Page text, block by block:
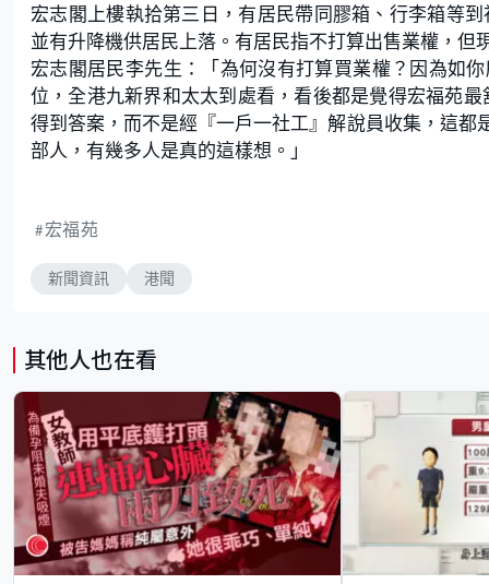
3
5
.
5
3
%
宏志閣上樓執拾第三日，有居民帶同膠箱、行李箱等
並有升降機供居民上落。有居民指不打算出售業權，
宏志閣居民李先生：「為何沒有打算買業權？因為如
位，全港九新界和太太到處看，看後都是覺得宏福苑
得到答案，而不是經『一戶一社工』解說員收集，這
部人，有幾多人是真的這樣想。」
宏福苑
新聞資訊 港聞
其他人也在看